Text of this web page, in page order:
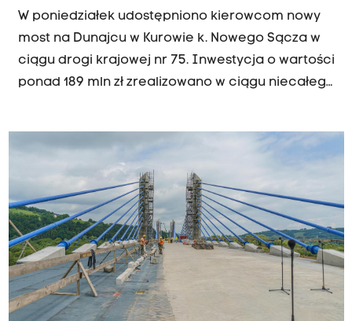
W poniedziałek udostępniono kierowcom nowy
most na Dunajcu w Kurowie k. Nowego Sącza w
ciągu drogi krajowej nr 75. Inwestycja o wartości
ponad 189 mln zł zrealizowano w ciągu niecałego